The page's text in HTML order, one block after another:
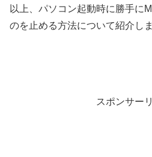
以上、パソコン起動時に勝手に
のを止める方法について紹介しま
スポンサー